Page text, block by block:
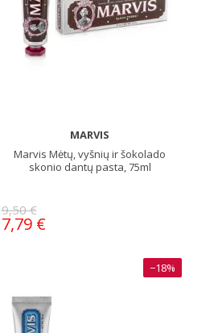
MARVIS
Marvis Mėtų, vyšnių ir šokolado
skonio dantų pasta, 75ml
9,50 €
7,79 €
−18%